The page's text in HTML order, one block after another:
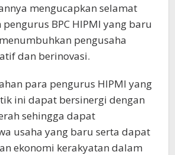
mengucapkan selamat
BPC HIPMI yang baru
pengusaha
dan berinovasi.
para pengurus HIPMI yang
ini dapat bersinergi dengan
sehingga dapat
usaha yang baru serta dapat
ekonomi kerakyatan dalam